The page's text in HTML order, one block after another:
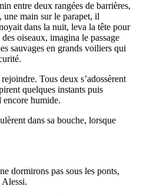
entre deux rangées de barrières,
main sur le parapet, il
dans la nuit, leva la tête pour
oiseaux, imagina le passage
sauvages en grands voiliers qui
Tous deux s’adossèrent
quelques instants puis
encore humide.
dans sa bouche, lorsque
dormirons pas sous les ponts,